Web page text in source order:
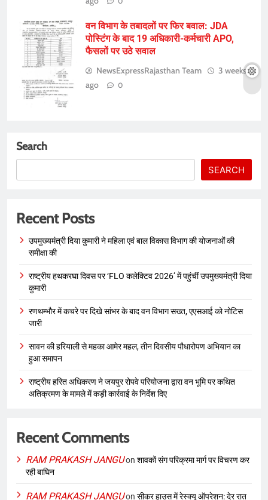
वन विभाग के तबादलों पर फिर बवाल: JDA
पोस्टिंग के बाद 19 अधिकारी-कर्मचारी APO,
फैसलों पर उठे सवाल
NewsExpressRajasthan Team
3 weeks
ago
0
Search
SEARCH
Recent Posts
उपमुख्यमंत्री दिया कुमारी ने महिला एवं बाल विकास विभाग की योजनाओं की
समीक्षा की
राष्ट्रीय हथकरघा दिवस पर ‘FLO कलेक्टिव 2026’ में पहुंचीं उपमुख्यमंत्री दिया
कुमारी
रणथम्भौर में कचरे पर दिखे सांभर के बाद वन विभाग सख्त, एएसआई को नोटिस
जारी
सावन की हरियाली से महका आमेर महल, तीन दिवसीय पौधारोपण अभियान का
हुआ समापन
राष्ट्रीय हरित अधिकरण ने जयपुर रोपवे परियोजना द्वारा वन भूमि पर कथित
अतिक्रमण के मामले में कड़ी कार्रवाई के निर्देश दिए
Recent Comments
RAM PRAKASH JANGUon शावकों संग परिक्रमा मार्ग पर विचरण कर
रही बाघिन
RAM PRAKASH JANGUon सीकर हाउस में रेस्क्यू ऑपरेशन: देर रात